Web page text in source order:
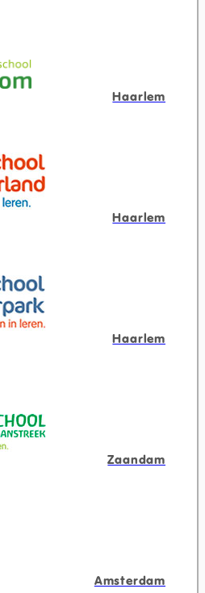
Haarlem
Haarlem
Haarlem
Zaandam
Amsterdam